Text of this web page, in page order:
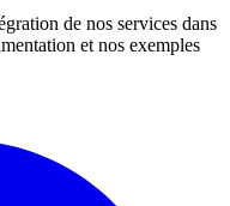
de nos services dans
et nos exemples